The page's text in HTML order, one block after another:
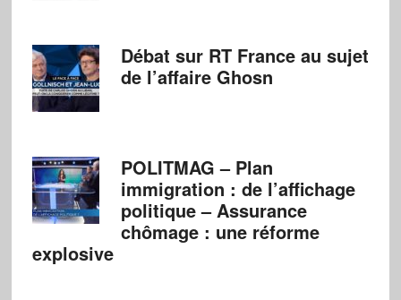
Débat sur RT France au sujet
de l’affaire Ghosn
POLITMAG – Plan
immigration : de l’affichage
politique – Assurance
chômage : une réforme
explosive